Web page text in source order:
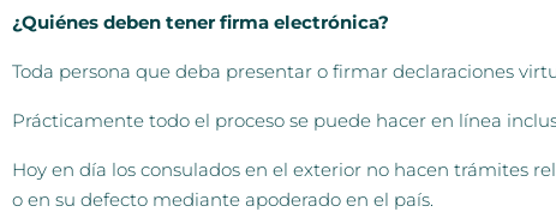
¿Quiénes deben tener firma electrónica?
Toda persona que deba presentar o firmar declaraciones
Prácticamente todo el proceso se puede hacer en línea
Hoy en día los consulados en el exterior no hacen trámites
o en su defecto mediante apoderado en el país.